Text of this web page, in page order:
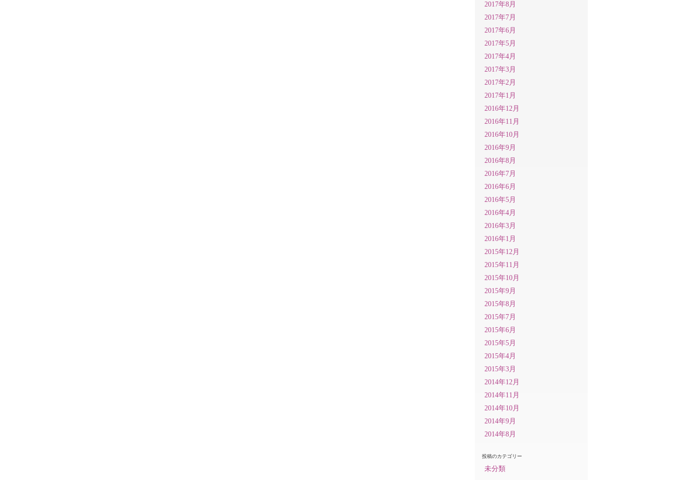
2017年8月
2017年7月
2017年6月
2017年5月
2017年4月
2017年3月
2017年2月
2017年1月
2016年12月
2016年11月
2016年10月
2016年9月
2016年8月
2016年7月
2016年6月
2016年5月
2016年4月
2016年3月
2016年1月
2015年12月
2015年11月
2015年10月
2015年9月
2015年8月
2015年7月
2015年6月
2015年5月
2015年4月
2015年3月
2014年12月
2014年11月
2014年10月
2014年9月
2014年8月
投稿のカテゴリー
未分類